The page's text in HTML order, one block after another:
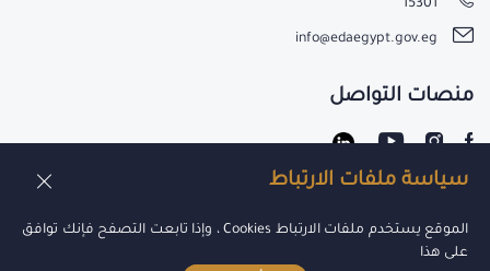
سياسة ملفات الارتباط
الموقع يستخدم ملفات الارتباط Cookies ، وإذا تابعت التصفح فإنك توافق
على هذا
15301
info@edaegypt.gov.eg
منصات التواصل